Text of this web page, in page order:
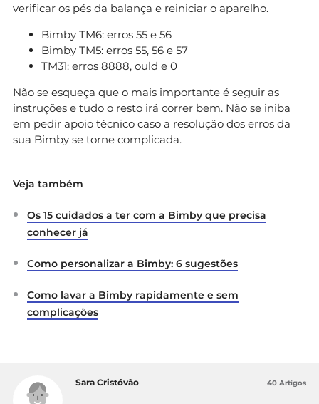
verificar os pés da balança e reiniciar o aparelho.
Bimby TM6: erros 55 e 56
Bimby TM5: erros 55, 56 e 57
TM31: erros 8888, ould e 0
Não se esqueça que o mais importante é seguir as
instruções e tudo o resto irá correr bem. Não se iniba
em pedir apoio técnico caso a resolução dos erros da
sua Bimby se torne complicada.
Veja também
Os 15 cuidados a ter com a Bimby que precisa
conhecer já
Como personalizar a Bimby: 6 sugestões
Como lavar a Bimby rapidamente e sem
complicações
Sara Cristóvão 40 Artigos